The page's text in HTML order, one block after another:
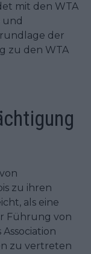
mit den WTA
und
der
zu den WTA
zu ihren
als eine
Führung von
zu vertreten